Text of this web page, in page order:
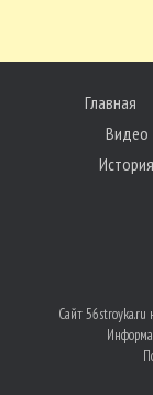
Главная
Видео
История
Сайт 56stroyka.ru